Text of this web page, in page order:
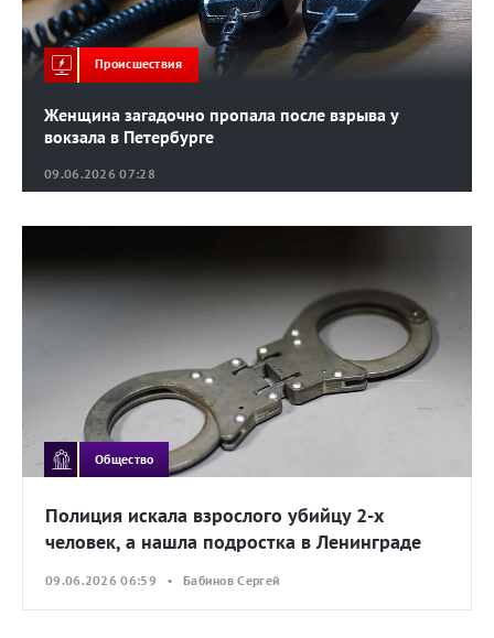
09.06.2026 07:28
Женщина загадочно пропала после взрыва у
вокзала в Петербурге
Происшествия
Общество
Полиция искала взрослого убийцу 2-х
человек, а нашла подростка в Ленинграде
09.06.2026 06:59 • Бабинов Сергей